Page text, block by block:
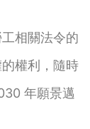
相關法令的
權利，隨時
年願景邁